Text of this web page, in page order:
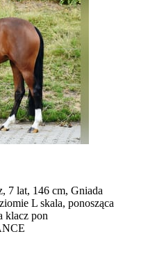
7 lat, 146 cm, Gniada
L skala, ponosząca
klacz pon